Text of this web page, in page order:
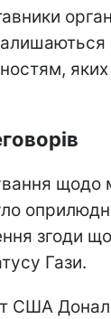
яких
щодо
згоди
Гази.
США